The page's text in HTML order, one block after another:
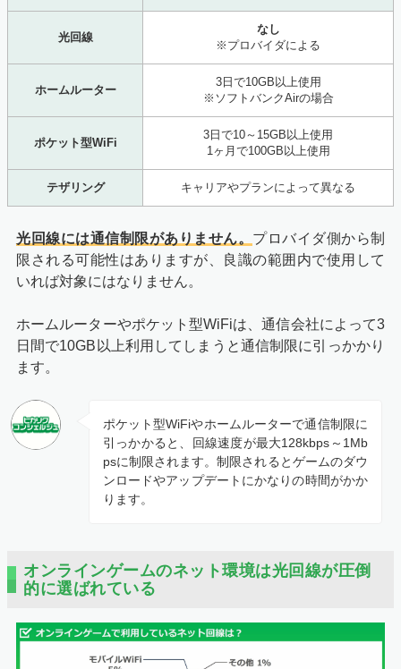
光回線
なし
※プロバイダによる
ホームルーター
3日で10GB以上使用
※ソフトバンクAirの場合
ポケット型WiFi
3日で10～15GB以上使用
1ヶ月で100GB以上使用
テザリング キャリアやプランによって異なる
光回線には通信制限がありません。 プロバイダ側から制
限される可能性はありますが、良識の範囲内で使用して
いれば対象にはなりません。
ホームルーターやポケット型WiFiは、通信会社によって3
日間で10GB以上利用してしまうと通信制限に引っかかり
ます。
ポケット型WiFiやホームルーターで通信制限に
引っかかると、回線速度が最大128kbps～1Mb
psに制限されます。制限されるとゲームのダウ
ンロードやアップデートにかなりの時間がかか
ります。
オンラインゲームのネット環境は光回線が圧倒
的に選ばれている